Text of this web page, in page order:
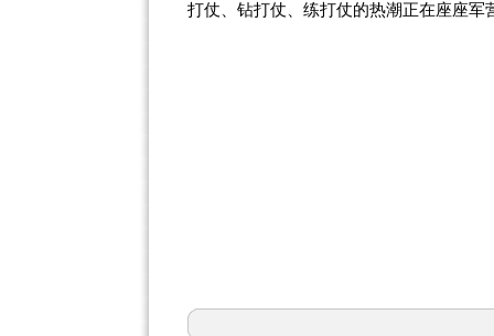
打仗、钻打仗、练打仗的热潮正在座座军